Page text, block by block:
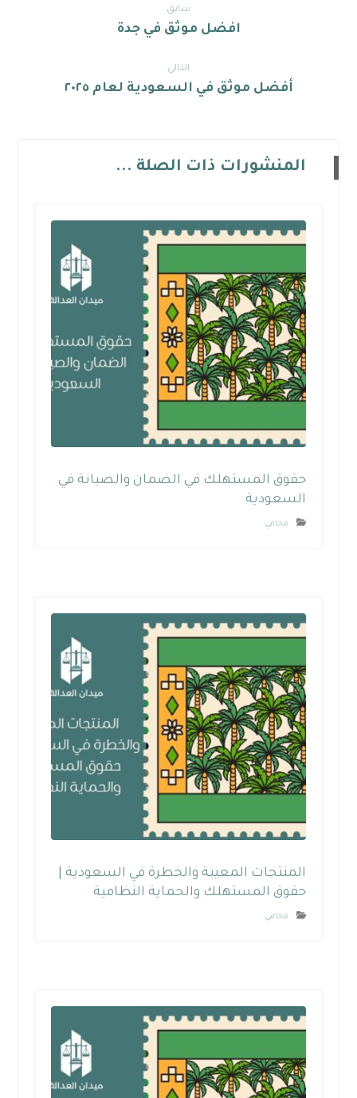
سابق
افضل موثق في جدة
التالي
أفضل موثق في السعودية لعام ٢٠٢٥
المنشورات ذات الصلة ...
حقوق المستهلك في الضمان والصيانة في
السعودية
محامي
المنتجات المعيبة والخطرة في السعودية |
حقوق المستهلك والحماية النظامية
محامي